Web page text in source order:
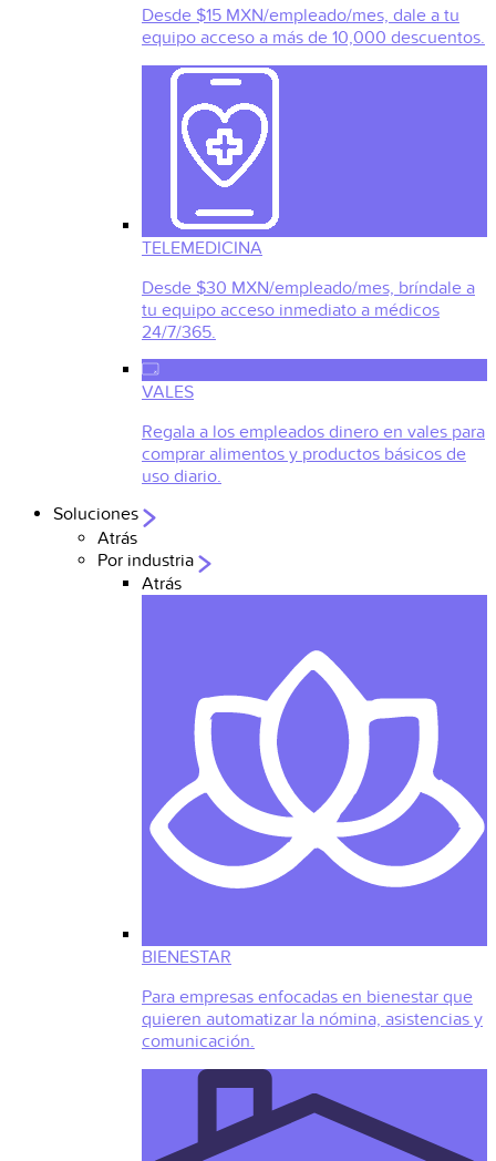
Desde $15 MXN/empleado/mes, dale a tu
equipo acceso a más de 10,000 descuentos.
TELEMEDICINA
Desde $30 MXN/empleado/mes, bríndale a
tu equipo acceso inmediato a médicos
24/7/365.
VALES
Regala a los empleados dinero en vales para
comprar alimentos y productos básicos de
uso diario.
Soluciones
Atrás
Por industria
Atrás
BIENESTAR
Para empresas enfocadas en bienestar que
quieren automatizar la nómina, asistencias y
comunicación.